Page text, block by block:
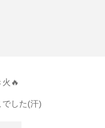
🔥
した(汗)